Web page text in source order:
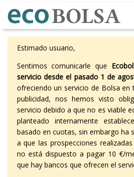
Estimado usuario,
Sentimos comunicarle que
servicio desde el pasado 1 de
ofreciendo un servicio de Bolsa en
publicidad, nos hemos visto
servicio debido a que no es viable
planteado internamente
basado en cuotas, sin embargo ha
a que las prospecciones
no está dispuesto a pagar 10 €/
que hay bancos que ofrecen el